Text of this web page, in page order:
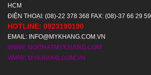
HCM
ĐIỆN THOẠI: (08)-22 378 368 FAX: (08)-37 66 29 59
HOTLINE: 0923190190
EMAIL: INFO@MYKHANG.COM.VN
WWW: NOITHATMYKHANG.COM
WWW: MYKHANG.COM.VN